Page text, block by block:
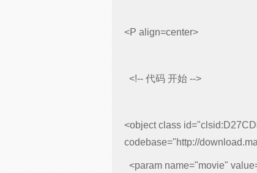
<P align=center>
<!-- 代码 开始 -->
<object class
codebase="http://
<param name="movie"